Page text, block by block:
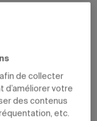
des
l’un des plus
DISTINCTIONS
de collecter
votre
des contenus
etc.